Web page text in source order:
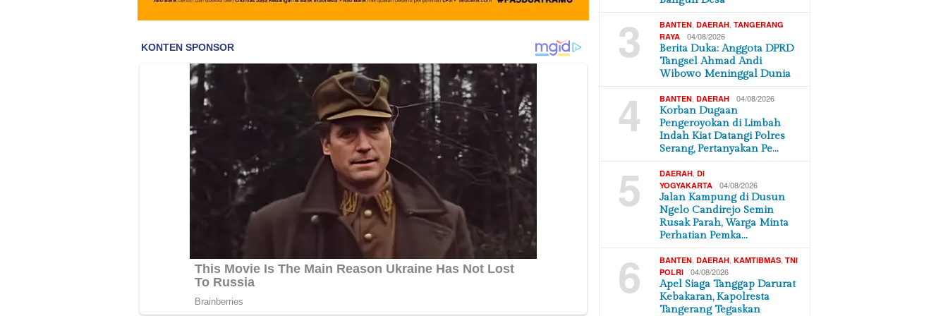
3 BANTEN ,DAERAH ,TANGERANG
RAYA
04/08/2026
Berita Duka: Anggota DPRD
Tangsel Ahmad Andi
Wibowo Meninggal Dunia
4 BANTEN ,DAERAH 04/08/2026
Korban Dugaan
Pengeroyokan di Limbah
Indah Kiat Datangi Polres
Serang, Pertanyakan Pe…
5 DAERAH ,DI
YOGYAKARTA
04/08/2026
Jalan Kampung di Dusun
Ngelo Candirejo Semin
Rusak Parah, Warga Minta
Perhatian Pemka…
6 BANTEN ,DAERAH ,KAMTIBMAS ,TNI
POLRI
04/08/2026
Apel Siaga Tanggap Darurat
Kebakaran, Kapolresta
Tangerang Tegaskan